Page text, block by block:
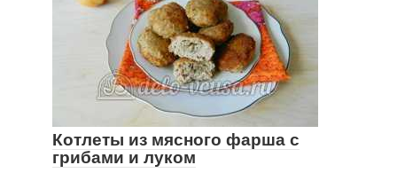
Котлеты из мясного фарша с
грибами и луком